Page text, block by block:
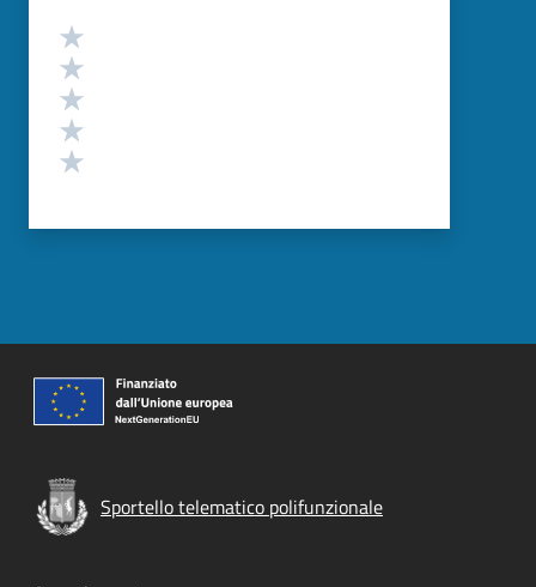
Valutazione
Sportello telematico polifunzionale